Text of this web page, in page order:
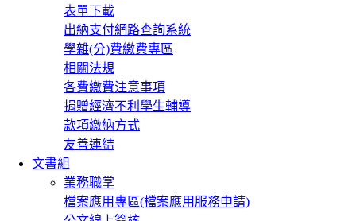
表單下載
出納支付網路查詢系統
學雜(分)費繳費專區
相關法規
各費繳費注意事項
捐贈經濟不利學生輔導
款項繳納方式
友善連結
文書組
業務職掌
檔案應用專區(檔案應用服務申請)